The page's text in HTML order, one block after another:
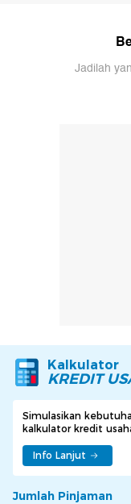
Jadilah
Kalkulator
KREDIT
Simulasikan
kalkulator kredit
Info Lanjut
Jumlah Pinjaman